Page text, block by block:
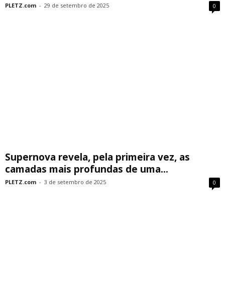
PLETZ.com - 29 de setembro de 2025 0
Supernova revela, pela primeira vez, as
camadas mais profundas de uma...
PLETZ.com - 3 de setembro de 2025 0